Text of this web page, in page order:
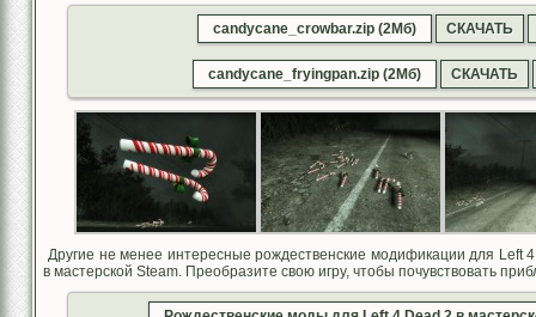
candycane_crowbar.zip (2Мб) СКАЧАТЬ
candycane_fryingpan.zip (2Мб) СКАЧАТЬ
Другие не менее интересные рождественские модификации для Left
в мастерской Steam. Преобразите свою игру, чтобы почувствовать